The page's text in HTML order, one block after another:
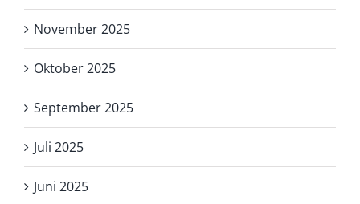
November 2025
Oktober 2025
September 2025
Juli 2025
Juni 2025